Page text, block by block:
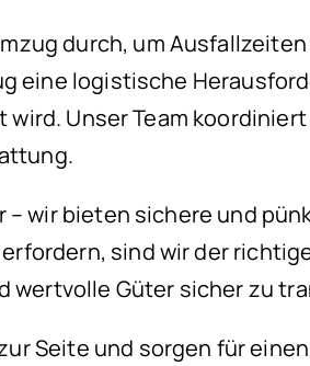
durch, um
eine logistische
Unser Team
wir bieten sichere und
sind wir der
wertvolle Güter sicher zu
Seite und sorgen für